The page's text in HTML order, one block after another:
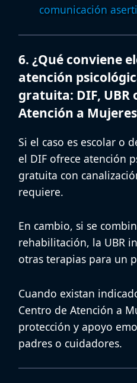
comunicación
6. ¿Qué conviene
atención
gratuita: DIF, UBR
Atención a
Si el caso es escolar o
el DIF ofrece atención
gratuita con
requiere.
En cambio, si se
rehabilitación, la UBR
otras terapias para un
Cuando existan
Centro de Atención a
protección y apoyo
padres o cuidadores.